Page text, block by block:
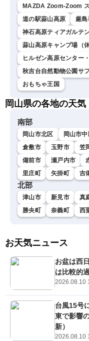
MAZDA Zoom-Zoom
道の駅蒜山高原
厳島
神石高原ティアガルテ
蒜山高原キャンプ場（
ヒルゼン高原センター
秋吉台自然動物公園サ
おもちゃ王国
岡山県の各地の天気
南部
岡山市北区 岡山市
倉敷市
玉野市 笠
備前市
瀬戸内市
里庄町
矢掛町 吉
北部
津山市 新見市 真
勝央町
奈義町 西
お天気ニュース
お盆は西
は比較的
2026.08.10
台風15号
東で影響
新）
2026.08.10